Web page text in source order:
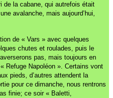
de la cabane, qui autrefois était
avalanche, mais aujourd’hui,
de « Vars » avec quelques
chutes et roulades, puis le
pas, mais toujours en
Refuge Napoléon ». Certains vont
pieds, d’autres attendent la
pour ce dimanche, nous rentrons
finie; ce soir « Baletti,